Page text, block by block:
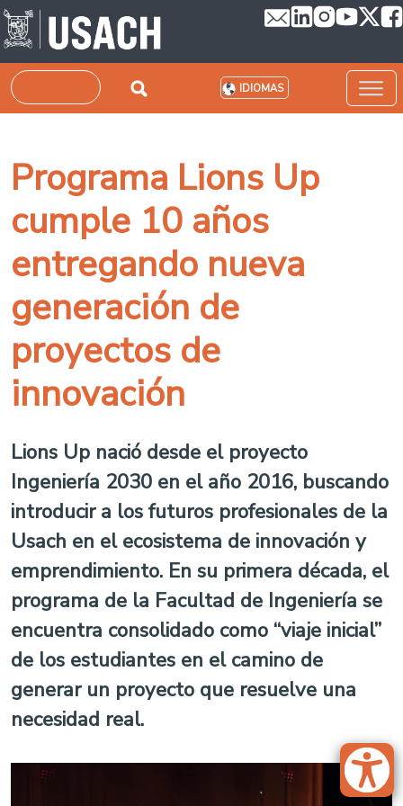
Pasar al contenido principal
Buscar IDIOMAS
Programa Lions Up
cumple 10 años
entregando nueva
generación de
proyectos de
innovación
Lions Up nació desde el proyecto
Ingeniería 2030 en el año 2016, buscando
introducir a los futuros profesionales de la
Usach en el ecosistema de innovación y
emprendimiento. En su primera década, el
programa de la Facultad de Ingeniería se
encuentra consolidado como “viaje inicial”
de los estudiantes en el camino de
generar un proyecto que resuelve una
necesidad real.